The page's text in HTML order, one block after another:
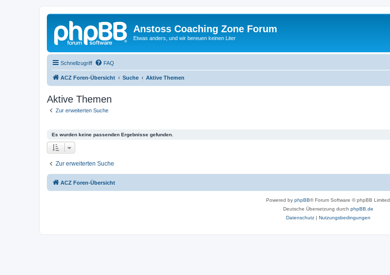
Anstoss Coaching Zone Forum
Etwas anders, und wir bereuen keinen Liter
Schnellzugriff FAQ
ACZ Foren-Übersicht Suche Aktive Themen
Aktive Themen
Zur erweiterten Suche
Es wurden keine passenden Ergebnisse gefunden.
Zur erweiterten Suche
ACZ Foren-Übersicht
Powered by phpBB® Forum Software © phpBB Limited
Deutsche Übersetzung durch phpBB.de
Datenschutz| Nutzungsbedingungen